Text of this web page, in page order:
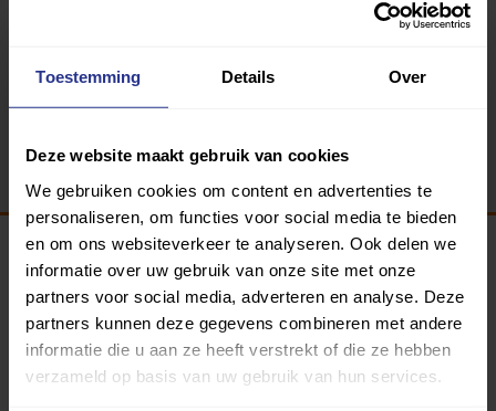
Toestemming Details Over
Deze website maakt gebruik van cookies
We gebruiken cookies om content en advertenties te
personaliseren, om functies voor social media te bieden
en om ons websiteverkeer te analyseren. Ook delen we
informatie over uw gebruik van onze site met onze
partners voor social media, adverteren en analyse. Deze
partners kunnen deze gegevens combineren met andere
informatie die u aan ze heeft verstrekt of die ze hebben
verzameld op basis van uw gebruik van hun services.
Programma van:
340 gemeenten